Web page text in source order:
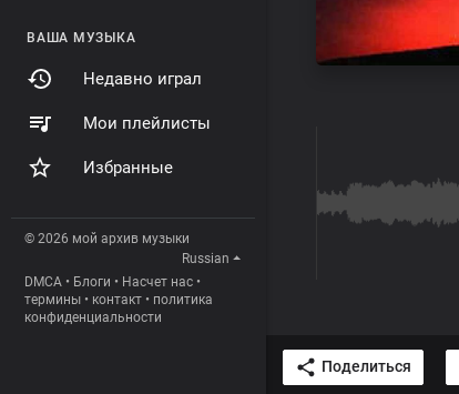
ВАША МУЗЫКА
Недавно играл
Мои плейлисты
Избранные
© 2026 мой архив музыки
Russian
DMCA • Блоги • Насчет нас •
термины • контакт • политика
конфиденциальности
Поделиться